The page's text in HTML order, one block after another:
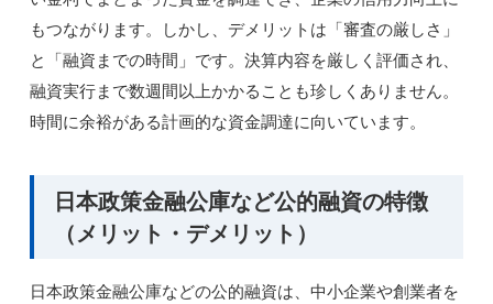
もつながります。しかし、デメリットは「審査の厳しさ」
と「融資までの時間」です。決算内容を厳しく評価され、
融資実行まで数週間以上かかることも珍しくありません。
時間に余裕がある計画的な資金調達に向いています。
日本政策金融公庫など公的融資の特徴
（メリット・デメリット）
日本政策金融公庫などの公的融資は、中小企業や創業者を